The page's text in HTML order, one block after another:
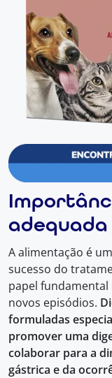
adequada
A alimentação é
sucesso do
papel fundamental
novos episódios.
formuladas
promover uma
colaborar para a
gástrica e da